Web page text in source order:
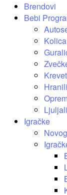
Brendovi
Bebi
Igračke